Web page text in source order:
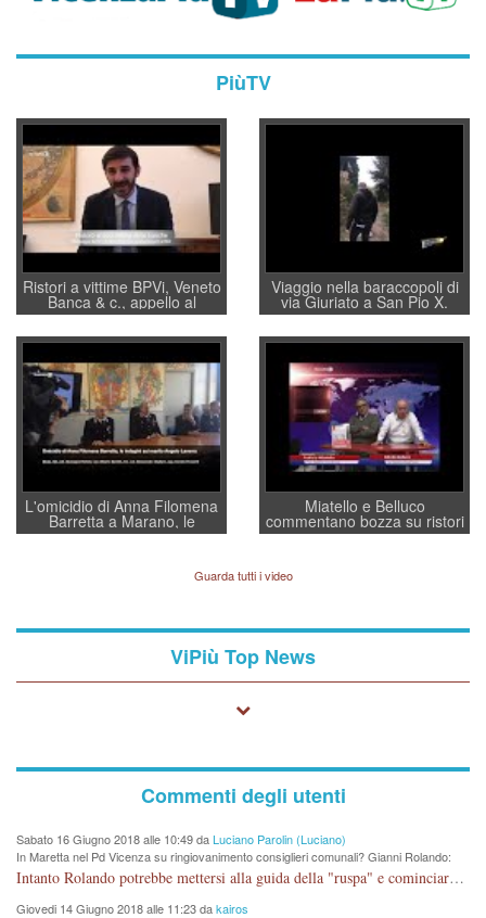
PiùTV
Ristori a vittime BPVi, Veneto
Banca & c., appello al
sottosegretario Alessio
Villarosa: per mettere ordine
convochi con Di Maio CNCU
a supporto della cabina di
regia al Mef
Viaggio nella baraccopoli di
via Giuriato a San Pio X.
Vicenza ai Vicentini: “faremo
un regalo di Natale ai
residenti”
L'omicidio di Anna Filomena
Barretta a Marano, le
indagini dei carabinieri di
quelle di... Barbara D'Urso
Miatello e Belluco
commentano bozza su ristori
BPVi e Veneto Banca
Guarda tutti i video
ViPiù Top News
Commenti degli utenti
Sabato 16 Giugno 2018 alle 10:49 daLuciano Parolin (Luciano)
In Maretta nel Pd Vicenza su ringiovanimento consiglieri comunali? Gianni Rolando:
"non mi dimetto". Angelo Tonello: "va bene così"
Intanto Rolando potrebbe mettersi alla guida della "ruspa" e cominciare a scavare l'acqua alle Maddalene, con tanti Auguri di Acque Vicentine, magari deviando il percorso della Bretella. Amen.
Giovedi 14 Giugno 2018 alle 11:23 dakairos